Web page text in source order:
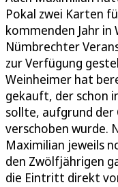
Pokal zwei Karten
kommenden Jahr
Nümbrechter
zur Verfügung
Weinheimer hat
gekauft, der schon
sollte, aufgrund der
verschoben wurde.
Maximilian jeweils
den Zwölfjährigen
die Eintritt direkt